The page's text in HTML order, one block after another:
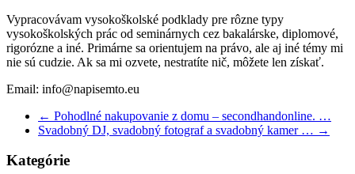
Vypracovávam vysokoškolské podklady pre rôzne typy
vysokoškolských prác od seminárnych cez bakalárske, diplomové,
rigorózne a iné. Primárne sa orientujem na právo, ale aj iné témy mi
nie sú cudzie. Ak sa mi ozvete, nestratíte nič, môžete len získať.
Email: info@napisemto.eu
← Pohodlné nakupovanie z domu – secondhandonline. …
Svadobný DJ, svadobný fotograf a svadobný kamer … →
Kategórie